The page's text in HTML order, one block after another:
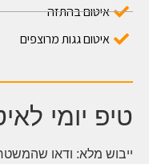
איטום בהתזה
איטום גגות מרוצפים
טיפ יומי
ייבוש מלא: ודאו